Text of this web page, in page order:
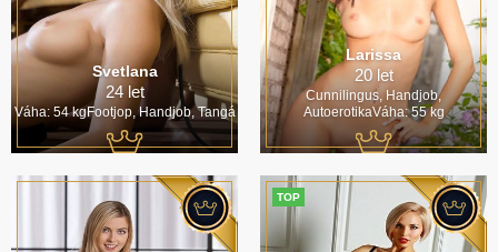
Svetlana
24 let
Váha: 54 kgFootjop, Handjob, Tangá
Larissa
20 let
Cunnilingus, Handjob,
AutoerotikaVáha: 55 kg
TOP